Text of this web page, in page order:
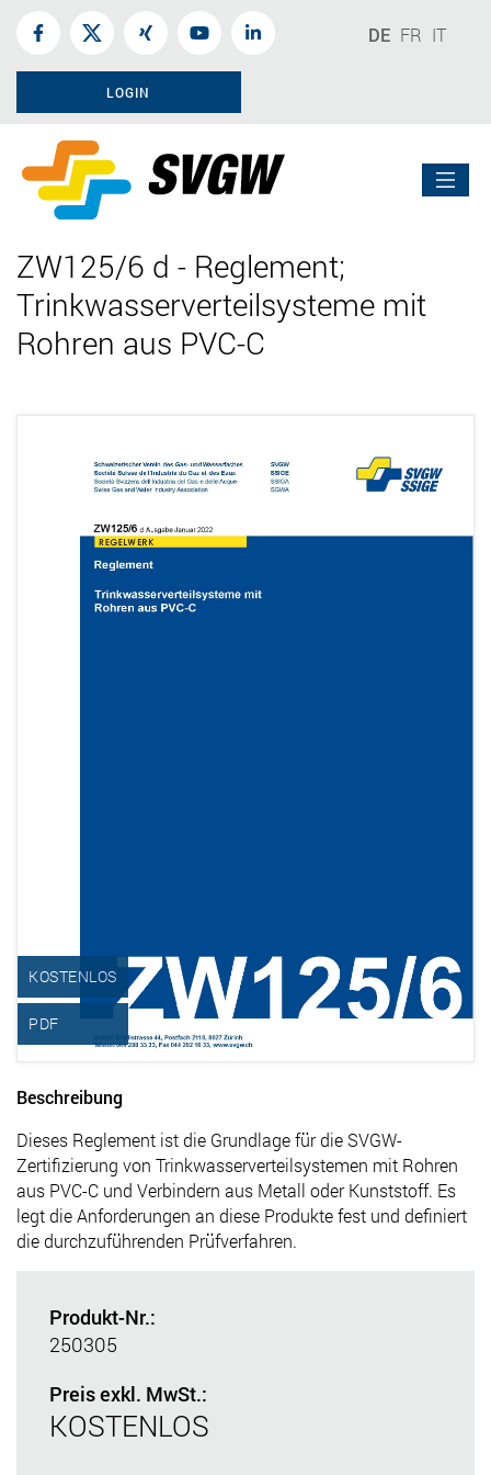
DE FR IT
LOGIN
ZW125/6 d - Reglement;
Trinkwasserverteilsysteme mit
Rohren aus PVC-C
KOSTENLOS
PDF
Beschreibung
Dieses Reglement ist die Grundlage für die SVGW-
Zertifizierung von Trinkwasserverteilsystemen mit Rohren
aus PVC-C und Verbindern aus Metall oder Kunststoff. Es
legt die Anforderungen an diese Produkte fest und definiert
die durchzuführenden Prüfverfahren.
Produkt-Nr.:
250305
Preis exkl. MwSt.:
KOSTENLOS